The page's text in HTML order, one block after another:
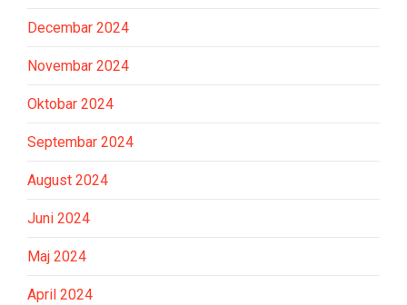
Decembar 2024
Novembar 2024
Oktobar 2024
Septembar 2024
August 2024
Juni 2024
Maj 2024
April 2024